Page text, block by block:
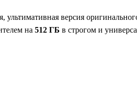
ультимативная версия
на512 ГБ в строгом и